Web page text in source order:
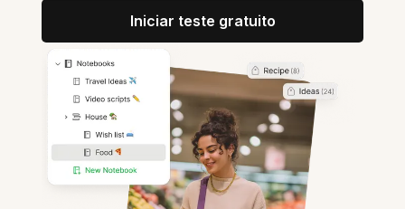
Iniciar teste gratuito